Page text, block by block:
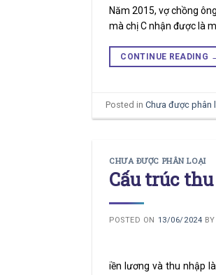
Năm 2015, vợ chồng
mà chị C nhận được là
CONTINUE READING
Posted inChưa được phân
CHƯA ĐƯỢC PHÂN LOẠI
Cấu trúc
POSTED ON 13/06/2024 BY
iền lương và thu nhập